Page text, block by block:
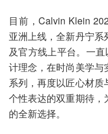
目前，Calvin Klein
亚洲上线，全新丹宁
及官方线上平台。一
计理念，在时尚美学与
系列，再度以匠心材质
个性表达的双重期待，
的全新选择。